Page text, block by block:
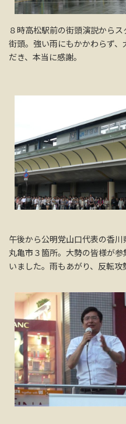
８時高松駅前の街頭演説から
街頭。強い雨にもかかわらず
だき、本当に感謝。
午後から公明党山口代表の香
丸亀市３箇所。大勢の皆様が
いました。雨もあがり、反転攻